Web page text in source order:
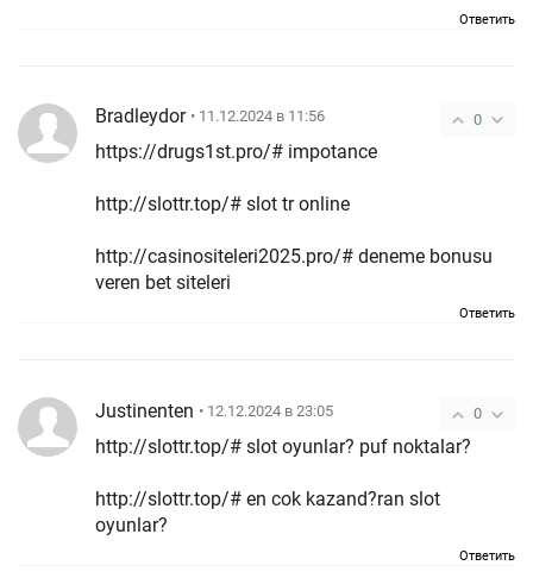
Ответить
0
Bradleydor • 11.12.2024 в 11:56
https://drugs1st.pro/# impotance
http://slottr.top/# slot tr online
http://casinositeleri2025.pro/# deneme bonusu
veren bet siteleri
Ответить
0
Justinenten • 12.12.2024 в 23:05
http://slottr.top/# slot oyunlar? puf noktalar?
http://slottr.top/# en cok kazand?ran slot
oyunlar?
Ответить